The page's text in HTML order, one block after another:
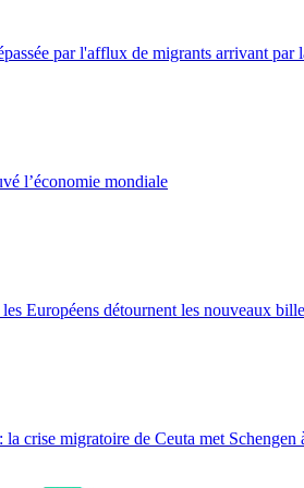
par l'afflux de migrants arrivant par
l’économie mondiale
Européens détournent les nouveaux
la crise migratoire de Ceuta met Schengen